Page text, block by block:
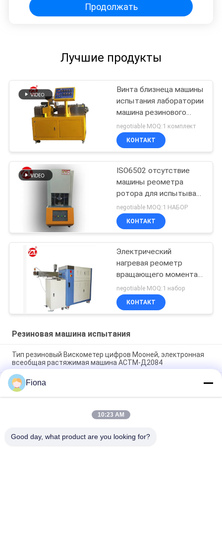
Продолжать
Лучшие продукты
Винта близнеца машины
испытания лаборатории
машина резинового
резиновая прессуя для
ПА ПК ПВК
negotiable MOQ:1 комплект
КОНТАКТ
ISO6502 отсутствие
машины реометра
ротора для испытывая
резины
negotiable MOQ:1 НАБОР
КОНТАКТ
Электрический
нагревая реометр
вращающего момента
60ML плюс ряд 0-
300Nm вращающего
момента смесителя
negotiable MOQ:1 набор
КОНТАКТ
Резиновая машина испытания
Тип резиновый Вискометер цифров Мооней, электронная
всеобщая растяжимая машина АСТМ-Д2084
Используемая лабораторией машина испытания
одиночного реометра управлением обломока резиновая
без ротора
Машина испытания электронного Чарпы удара ИС0 180
Fiona
10:23 AM
Good day, what product are you looking for?